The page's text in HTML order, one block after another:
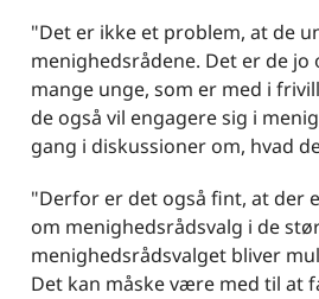
"Det er ikke et problem, at de
menighedsrådene. Det er de jo
mange unge, som er med i
de også vil engagere sig i
gang i diskussioner om, hvad
"Derfor er det også fint, at der
om menighedsrådsvalg i de
menighedsrådsvalget bliver
Det kan måske være med til at